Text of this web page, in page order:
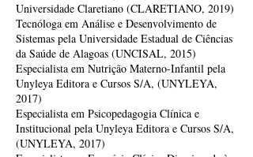
Universidade Claretiano (CLARETIANO, 2019)
Tecnóloga em Análise e Desenvolvimento de
Sistemas pela Universidade Estadual de Ciências
da Saúde de Alagoas (UNCISAL, 2015)
Especialista em Nutrição Materno-Infantil pela
Unyleya Editora e Cursos S/A, (UNYLEYA,
2017)
Especialista em Psicopedagogia Clínica e
Institucional pela Unyleya Editora e Cursos S/A,
(UNYLEYA, 2017)